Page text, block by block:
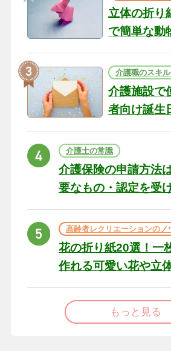
立体の折り
で簡単な動
介護職のスキ
介護施設で
者向け誕生
ト
介護士の常識
介護保険の申請方法
要なもの・認定を受
高齢者レクリエーションのノ
花の折り紙20選！一
作れる可愛い花や立
もっと見る